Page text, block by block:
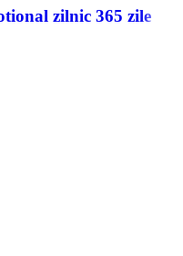
zilnic 365 zile